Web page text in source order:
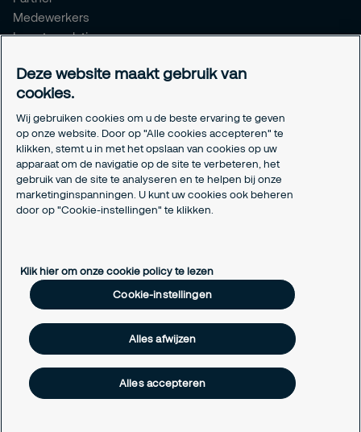
Medewerkers
Investor relations
Certificeringen
Aanmeldformulieren installatiepartners
Juridisch
Privacyverklaring
Algemene voorwaarden
Responsible disclosure
Cookie-instellingen
Copyright © 2026 Securitas Nederland
Deze website maakt gebruik van
cookies.
Wij gebruiken cookies om u de beste ervaring te geven
op onze website. Door op "Alle cookies accepteren" te
klikken, stemt u in met het opslaan van cookies op uw
apparaat om de navigatie op de site te verbeteren, het
gebruik van de site te analyseren en te helpen bij onze
marketinginspanningen. U kunt uw cookies ook beheren
door op "Cookie-instellingen" te klikken.
Klik hier om onze cookie policy te lezen
Cookie-instellingen
Alles afwijzen
Alles accepteren